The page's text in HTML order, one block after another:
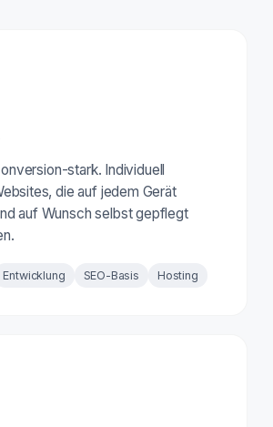
stark. Individuell
die auf jedem Gerät
auf Wunsch selbst gepflegt
Entwicklung SEO-Basis Hosting